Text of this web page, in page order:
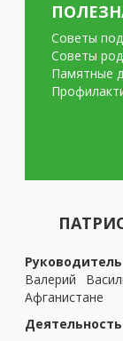
Советы
Советы
Памятные
Валерий
Афганистане